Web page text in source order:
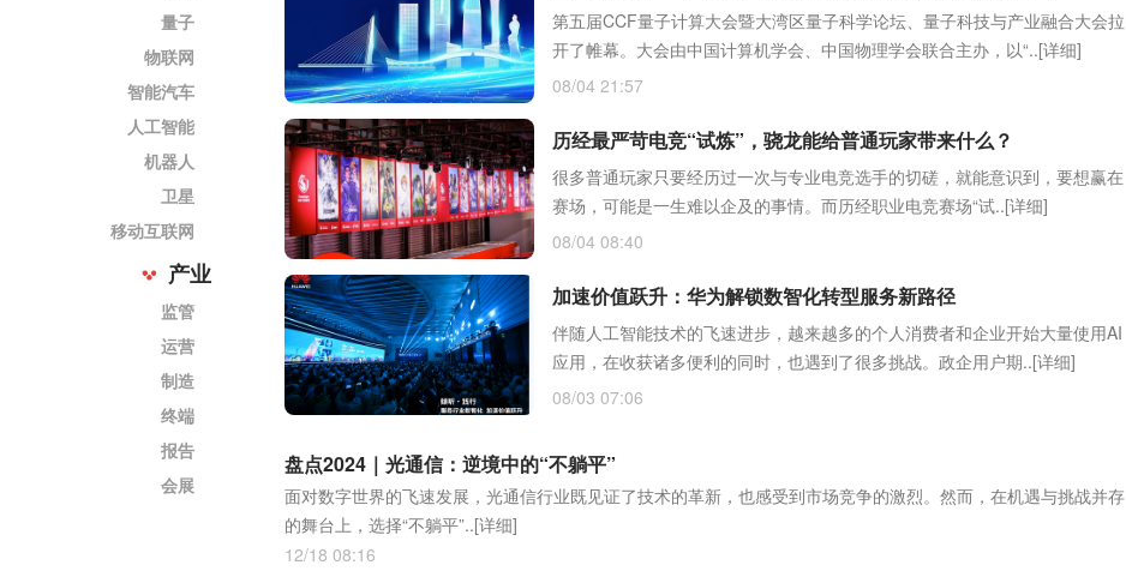
量子
物联网
智能汽车
人工智能
机器人
卫星
移动互联网
产业
监管
运营
制造
终端
报告
会展
第五届CCF量子计算大会暨大湾区量子科学论坛、量子科技与产业融合大会拉
开了帷幕。大会由中国计算机学会、中国物理学会联合主办，以“..[详细]
08/04 21:57
历经最严苛电竞“试炼”，骁龙能给普通玩家带来什么？
很多普通玩家只要经历过一次与专业电竞选手的切磋，就能意识到，要想赢在
赛场，可能是一生难以企及的事情。而历经职业电竞赛场“试..[详细]
08/04 08:40
加速价值跃升：华为解锁数智化转型服务新路径
伴随人工智能技术的飞速进步，越来越多的个人消费者和企业开始大量使用AI
应用，在收获诸多便利的同时，也遇到了很多挑战。政企用户期..[详细]
08/03 07:06
盘点2024｜光通信：逆境中的“不躺平”
面对数字世界的飞速发展，光通信行业既见证了技术的革新，也感受到市场竞争的激烈。然而，在机遇与挑战并存
的舞台上，选择“不躺平”..[详细]
12/18 08:16